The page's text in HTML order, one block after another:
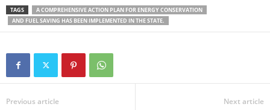
TAGS
A COMPREHENSIVE ACTION PLAN FOR ENERGY CONSERVATION
AND FUEL SAVING HAS BEEN IMPLEMENTED IN THE STATE.
Previous article Next article